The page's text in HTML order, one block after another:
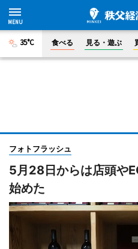
35°C 食べる 見る・遊ぶ
フォトフラッシュ
5月28日からは店頭や
始めた